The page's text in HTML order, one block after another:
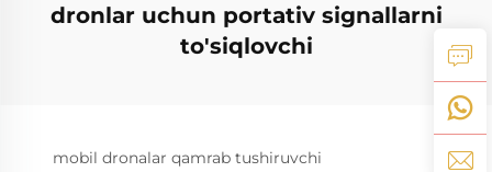
dronlar uchun portativ signallarni
to'siqlovchi
mobil dronalar qamrab tushiruvchi